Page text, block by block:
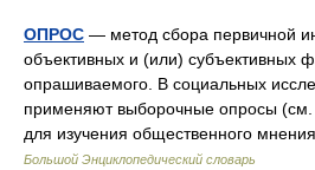
ОПРОС — метод сбора первичной
объективных и (или) субъективных
опрашиваемого. В социальных
применяют выборочные опросы
для изучения общественного
Большой Энциклопедический словарь